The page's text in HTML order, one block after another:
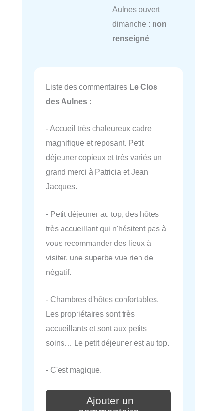
Aulnes ouvert
dimanche : non
renseigné
Liste des commentaires Le Clos
des Aulnes :
- Accueil très chaleureux cadre
magnifique et reposant. Petit
déjeuner copieux et très variés un
grand merci à Patricia et Jean
Jacques.
- Petit déjeuner au top, des hôtes
très accueillant qui n'hésitent pas à
vous recommander des lieux à
visiter, une superbe vue rien de
négatif.
- Chambres d'hôtes confortables.
Les propriétaires sont très
accueillants et sont aux petits
soins… Le petit déjeuner est au top.
- C'est magique.
Ajouter un